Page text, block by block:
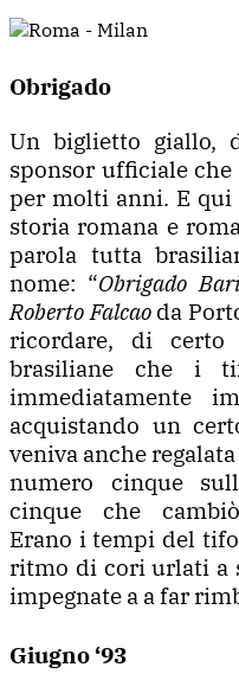
Obrigado
Un biglietto giallo,
sponsor ufficiale che
per molti anni. E qui
storia romana e
parola tutta
nome: “Obrigado
Roberto Falcao da
ricordare, di certo
brasiliane che i
immediatamente
acquistando un
veniva anche
numero cinque
cinque che
Erano i tempi del
ritmo di cori urlati a
impegnate a a far
Giugno ‘93